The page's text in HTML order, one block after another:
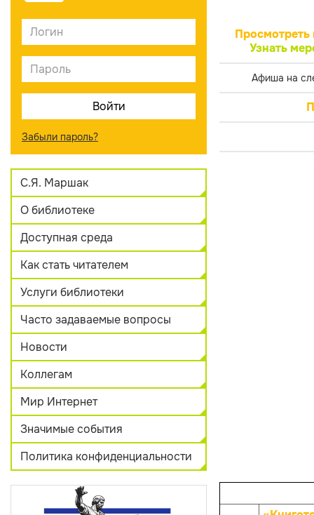
Забыли пароль?
С.Я. Маршак
О библиотеке
Доступная среда
Как стать читателем
Услуги библиотеки
Часто задаваемые вопросы
Новости
Коллегам
Мир Интернет
Значимые события
Политика конфиденциальности
Просмотреть
Узнать
Афиша на